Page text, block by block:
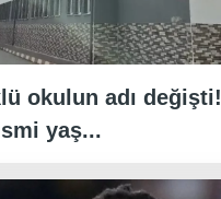
okulun adı değişti!
yaş...